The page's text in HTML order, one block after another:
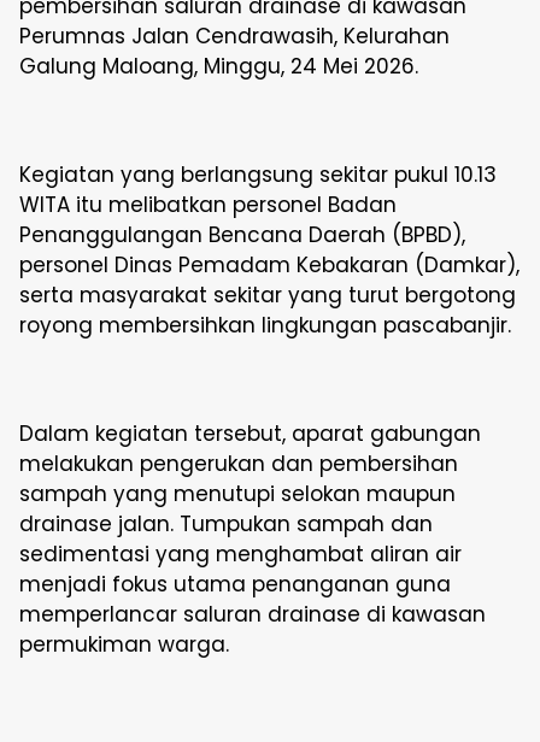
pembersihan saluran drainase di kawasan
Perumnas Jalan Cendrawasih, Kelurahan
Galung Maloang, Minggu, 24 Mei 2026.
Kegiatan yang berlangsung sekitar pukul 10.13
WITA itu melibatkan personel Badan
Penanggulangan Bencana Daerah (BPBD),
personel Dinas Pemadam Kebakaran (Damkar),
serta masyarakat sekitar yang turut bergotong
royong membersihkan lingkungan pascabanjir.
Dalam kegiatan tersebut, aparat gabungan
melakukan pengerukan dan pembersihan
sampah yang menutupi selokan maupun
drainase jalan. Tumpukan sampah dan
sedimentasi yang menghambat aliran air
menjadi fokus utama penanganan guna
memperlancar saluran drainase di kawasan
permukiman warga.